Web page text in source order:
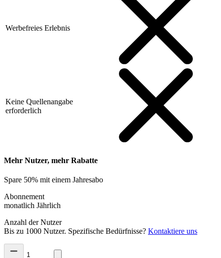
Werbefreies Erlebnis
Keine Quellenangabe
erforderlich
Mehr Nutzer, mehr Rabatte
Spare 50% mit einem Jahresabo
Abonnement
monatlich Jährlich
Anzahl der Nutzer
Bis zu 1000 Nutzer. Spezifische Bedürfnisse? Kontaktiere uns